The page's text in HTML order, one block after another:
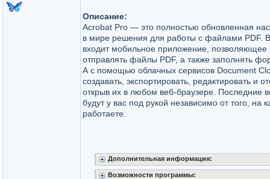
Описание:
Acrobat Pro — это полностью обновленная
в мире решения для работы с файлами PDF. В
входит мобильное приложение, позволяющее
отправлять файлы PDF, а также заполнять
А с помощью облачных сервисов Document
создавать, экспортировать, редактировать и
открыв их в любом веб-браузере. Последние
будут у вас под рукой независимо от того, на
работаете.
Дополнительная информация:
Возможности программы: